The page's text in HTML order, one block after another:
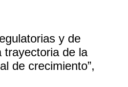
y de
trayectoria de la
de crecimiento”,